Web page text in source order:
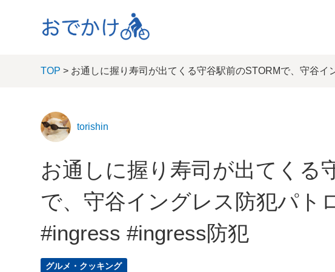
TOP > お通しに握り寿司が出てくる守谷駅前のSTORMで、守谷
torishin
お通しに握り寿司が出てくる
で、守谷イングレス防犯パト
#ingress #ingress防犯
グルメ・クッキング